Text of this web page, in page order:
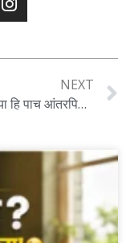
NEXT
उसामध्ये घ्या हि पाच आंतरपिके मिळेल फायदेच फायदे..